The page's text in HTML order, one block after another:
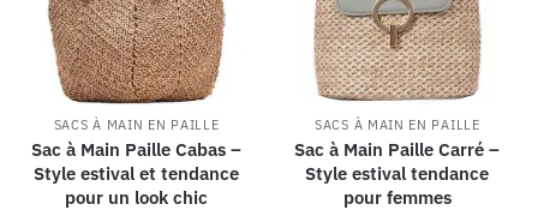
SACS À MAIN EN PAILLE
Sac à Main Paille Cabas –
Style estival et tendance
pour un look chic
SACS À MAIN EN PAILLE
Sac à Main Paille Carré –
Style estival tendance
pour femmes